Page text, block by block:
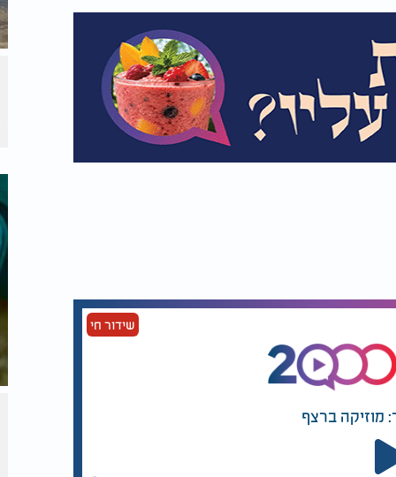
מסרו כי הטיל ששוגר מסוג "פלסטין 2" היה "היפר-סוני" ולטענתם פגע במדויק במטרה
סריע, הירי בוצע כתגובה ל"מעשי הטבח
ספינות מלחמה אמריקניות בים האדום,
נמשכות בהתאם להנחיית הנשיא דונלד
הוא יורט באזור סעודיה על ידי מערכת "חץ".
תעצור את הפעולות בעזה. לדברי דובר
ברצועת עזה.
לעצור את משלוחי הנשק לחות'ים". טראמפ
לא יחדלו מהירי לעבר ישראל ומתקני
שידור חי
מוזיקה ברצף